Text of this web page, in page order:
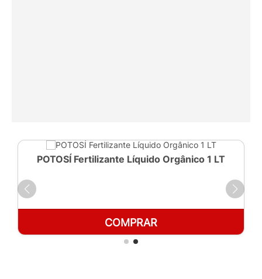
POTOSÍ Fertilizante Líquido Orgânico 1 LT
COMPRAR